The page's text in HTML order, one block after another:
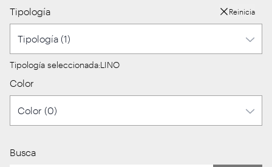
Tipología Reinicia
Tipología seleccionada:LINO
Color
Busca